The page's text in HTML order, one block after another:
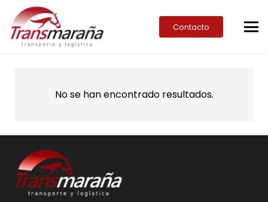
Contacto
No se han encontrado resultados.